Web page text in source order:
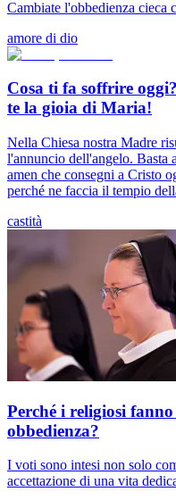
Cambiate l'obbedienza cieca
amore di dio
Cosa ti fa soffrire
te la gioia di Maria!
Nella Chiesa nostra Madre
l'annuncio dell'angelo. Basta
amen che consegni a Cristo
perché ne faccia il tempio
castità
Perché i religiosi
obbedienza?
I voti sono intesi non solo
accettazione di una vita